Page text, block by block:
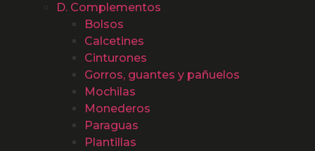
D. Complementos
Bolsos
Calcetines
Cinturones
Gorros, guantes y pañuelos
Mochilas
Monederos
Paraguas
Plantillas